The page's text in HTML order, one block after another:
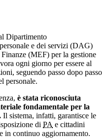
Dipartimento
e dei servizi (DAG)
(MEF) per la gestione
ogni giorno per essere al
seguendo passo dopo passo
personale.
è stata riconosciuta
fondamentale per la
Il sistema, infatti, garantisce le
di PA e cittadini
continuo aggiornamento.